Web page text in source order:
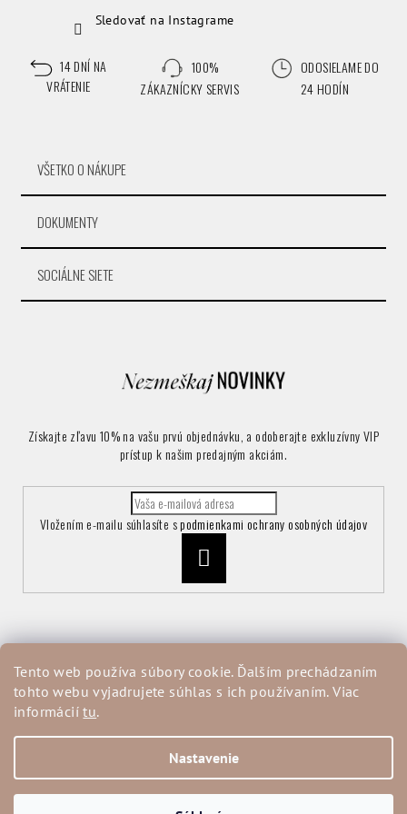
Tento web používa súbory cookie. Ďalším prechádzaním
tohto webu vyjadrujete súhlas s ich používaním. Viac
informáciítu.
Nastavenie
Sledovať na Instagrame
14 DNÍ NA
VRÁTENIE
100%
ZÁKAZNÍCKY SERVIS
ODOSIELAME DO
24 HODÍN
VŠETKO O NÁKUPE
DOKUMENTY
SOCIÁLNE SIETE
Získajte zľavu 10% na vašu prvú objednávku, a odoberajte exkluzívny VIP
prístup k našim predajným akciám.
Vložením e-mailu súhlasíte spodmienkami ochrany osobných údajov
Vrátenie a reklamácia tovaru
Obchodné podmienky
Podmienky ochrany osobných údajov
Copyright 2026ALLORA. Všetky práva vyhradené.